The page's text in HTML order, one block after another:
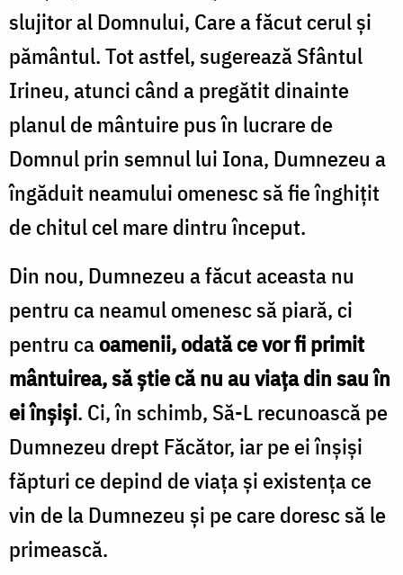
slujitor al Domnului, Care a făcut cerul și
pământul. Tot astfel, sugerează Sfântul
Irineu, atunci când a pregătit dinainte
planul de mântuire pus în lucrare de
Domnul prin semnul lui Iona, Dumnezeu a
îngăduit neamului omenesc să fie înghițit
de chitul cel mare dintru început.
Din nou, Dumnezeu a făcut aceasta nu
pentru ca neamul omenesc să piară, ci
pentru caoamenii, odată ce vor fi primit
mântuirea, să știe că nu au viața din sau în
ei înșiși. Ci, în schimb, Să-L recunoască pe
Dumnezeu drept Făcător, iar pe ei înșiși
făpturi ce depind de viața și existența ce
vin de la Dumnezeu și pe care doresc să le
primească.